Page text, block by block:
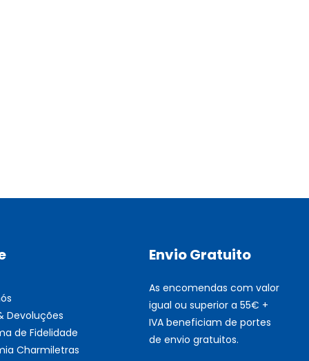
Devoluções
de Fidelidade
Charmiletras
Envio Gratuito
As encomendas com valor
igual ou superior a 55€ +
IVA beneficiam de portes
de envio gratuitos.